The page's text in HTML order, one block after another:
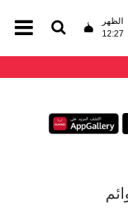
الظهر
12:27